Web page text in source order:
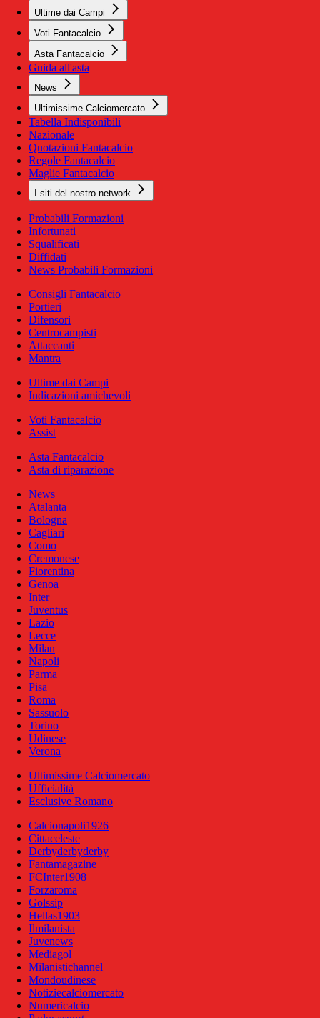
Ultime dai Campi
Voti Fantacalcio
Asta Fantacalcio
Guida all'asta
News
Ultimissime Calciomercato
Tabella Indisponibili
Nazionale
Quotazioni Fantacalcio
Regole Fantacalcio
Maglie Fantacalcio
I siti del nostro network
Probabili Formazioni
Infortunati
Squalificati
Diffidati
News Probabili Formazioni
Consigli Fantacalcio
Portieri
Difensori
Centrocampisti
Attaccanti
Mantra
Ultime dai Campi
Indicazioni amichevoli
Voti Fantacalcio
Assist
Asta Fantacalcio
Asta di riparazione
News
Atalanta
Bologna
Cagliari
Como
Cremonese
Fiorentina
Genoa
Inter
Juventus
Lazio
Lecce
Milan
Napoli
Parma
Pisa
Roma
Sassuolo
Torino
Udinese
Verona
Ultimissime Calciomercato
Ufficialità
Esclusive Romano
Calcionapoli1926
Cittaceleste
Derbyderbyderby
Fantamagazine
FCInter1908
Forzaroma
Golssip
Hellas1903
Ilmilanista
Juvenews
Mediagol
Milanistichannel
Mondoudinese
Notiziecalciomercato
Numericalcio